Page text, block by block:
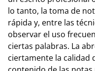
lo tanto, la toma de
rápida y, entre las
observar el uso
ciertas palabras. La
ciertamente la calidad